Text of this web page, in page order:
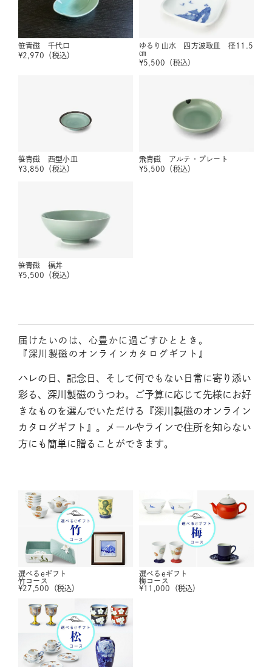
笹青磁 千代口
¥2,970 （税込）
ゆるり山水 四方波取皿 径11.5
㎝
¥5,500 （税込）
笹青磁 西型小皿
¥3,850 （税込）
飛青磁 アルテ・プレート
¥5,500 （税込）
笹青磁 福丼
¥5,500 （税込）
届けたいのは、心豊かに過ごすひととき。
『深川製磁のオンラインカタログギフト』
ハレの日、記念日、そして何でもない日常に寄り添い
彩る、深川製磁のうつわ。ご予算に応じて先様にお好
きなものを選んでいただける『深川製磁のオンライン
カタログギフト』。メールやラインで住所を知らない
方にも簡単に贈ることができます。
選べるeギフト
竹コース
¥27,500 （税込）
選べるeギフト
梅コース
¥11,000 （税込）